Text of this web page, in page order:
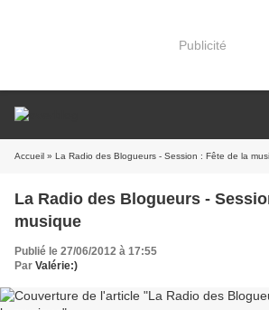
Publicité
Accueil » La Radio des Blogueurs - Session : Fête de la
La Radio des Blogueurs -
musique
Publié le 27/06/2012 à 17:55
Par Valérie:)